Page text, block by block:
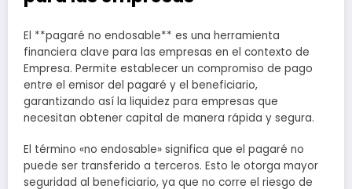
El **pagaré no endosable** es una herramienta
financiera clave para las empresas en el contexto de
Empresa. Permite establecer un compromiso de pago
entre el emisor del pagaré y el beneficiario,
garantizando así la liquidez para empresas que
necesitan obtener capital de manera rápida y segura.
El término «no endosable» significa que el pagaré no
puede ser transferido a terceros. Esto le otorga mayor
seguridad al beneficiario, ya que no corre el riesgo de